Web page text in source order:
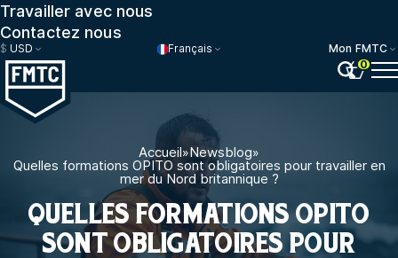
Travailler avec nous
Contactez nous
$ USD Français
Mon FMTC
0
Accueil»Newsblog»
Quelles formations OPITO sont obligatoires pour travailler en
mer du Nord britannique ?
QUELLES FORMATIONS OPITO
SONT OBLIGATOIRES POUR